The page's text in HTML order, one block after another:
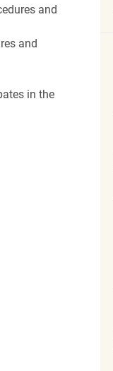
and
and
in the